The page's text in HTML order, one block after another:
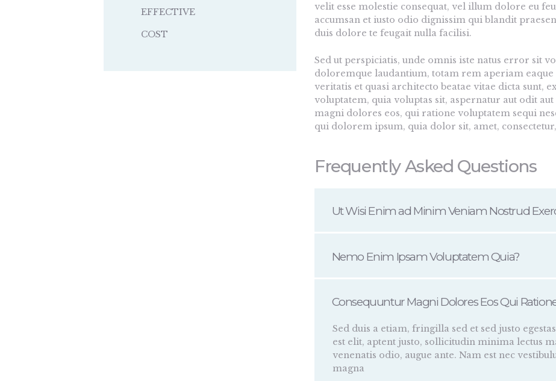
velit esse molestie consequat, vel illum dolore eu
accumsan et iusto odio dignissim qui blandit
duis dolore te feugait nulla facilisi.
Sed ut perspiciatis, unde omnis iste natus error sit
doloremque laudantium, totam rem aperiam
veritatis et quasi architecto beatae vitae dicta sunt,
voluptatem, quia voluptas sit, aspernatur aut odit
magni dolores eos, qui ratione voluptatem sequi
qui dolorem ipsum, quia dolor sit, amet,
Frequently Asked Questions
Ut Wisi Enim ad Minim Veniam Nostrud
Nemo Enim Ipsam Voluptatem Quia?
Consequuntur Magni Dolores Eos Qui
Sed duis a etiam, fringilla sed et sed justo
est elit, aptent justo, sollicitudin minima lectus
venenatis odio, augue ante. Nam est nec
magna
EFFECTIVE
COST